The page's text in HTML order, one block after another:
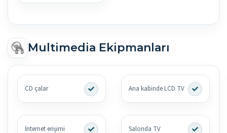
Multimedia Ekipmanları
CD çalar Ana kabinde LCD TV
İnternet erişimi Salonda TV